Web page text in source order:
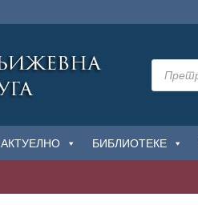
Products
search
АКТУЕЛНО БИБЛИОТЕКЕ